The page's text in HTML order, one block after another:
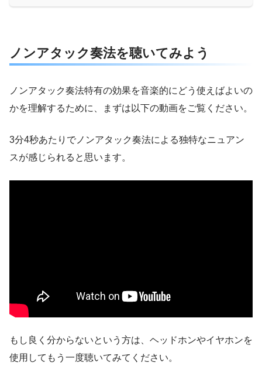
ノンアタック奏法を聴いてみよう
ノンアタック奏法特有の効果を音楽的にどう使えばよいの
かを理解するために、まずは以下の動画をご覧ください。
3分4秒あたりでノンアタック奏法による独特なニュアン
スが感じられると思います。
もし良く分からないという方は、ヘッドホンやイヤホンを
使用してもう一度聴いてみてください。